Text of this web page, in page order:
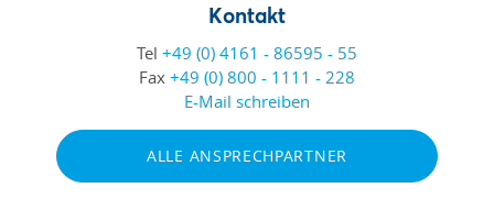
Kontakt
Tel +49 (0) 4161 - 86595 - 55
Fax +49 (0) 800 - 1111 - 228
E-Mail schreiben
ALLE ANSPRECHPARTNER